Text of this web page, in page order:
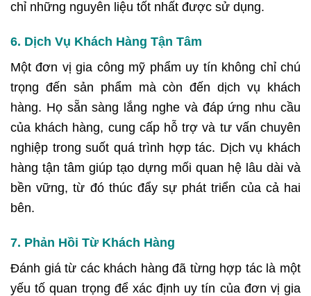
chỉ những nguyên liệu tốt nhất được sử dụng.
6. Dịch Vụ Khách Hàng Tận Tâm
Một đơn vị gia công mỹ phẩm uy tín không chỉ chú
trọng đến sản phẩm mà còn đến dịch vụ khách
hàng. Họ sẵn sàng lắng nghe và đáp ứng nhu cầu
của khách hàng, cung cấp hỗ trợ và tư vấn chuyên
nghiệp trong suốt quá trình hợp tác. Dịch vụ khách
hàng tận tâm giúp tạo dựng mối quan hệ lâu dài và
bền vững, từ đó thúc đẩy sự phát triển của cả hai
bên.
7. Phản Hồi Từ Khách Hàng
Đánh giá từ các khách hàng đã từng hợp tác là một
yếu tố quan trọng để xác định uy tín của đơn vị gia